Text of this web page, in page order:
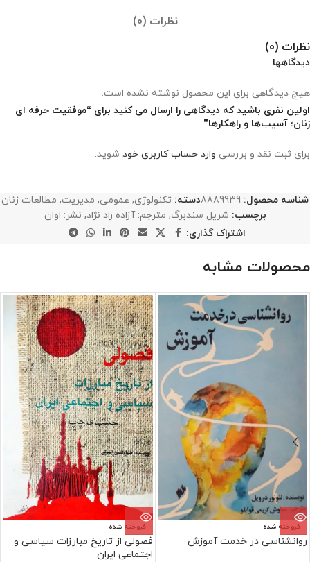
نظرات (0)
نظرات (0)
دیدگاهها
هیچ دیدگاهی برای این محصول نوشته نشده است.
اولین نفری باشید که دیدگاهی را ارسال می کنید برای “موفقیت حرفه ای
زنان؛ آسیب‌ها و راهکارها”
برای ثبت نقد و بررسی وارد حساب کاربری خود شوید.
شناسه محصول: 8889939دسته: تکنولوژی, عمومی, مدیریت, مطالعات زنان
برچسب: شریل سندبرگ, مترجم: آزاده راد نژاد, نشر: اوان
اشتراک گذاری:
محصولات مشابه
فروخته شده
روانشناسی در خدمت آموزش
فروخته شده
فصولی از تاریخ مبارزات سیاسی و
اجتماعی ایران